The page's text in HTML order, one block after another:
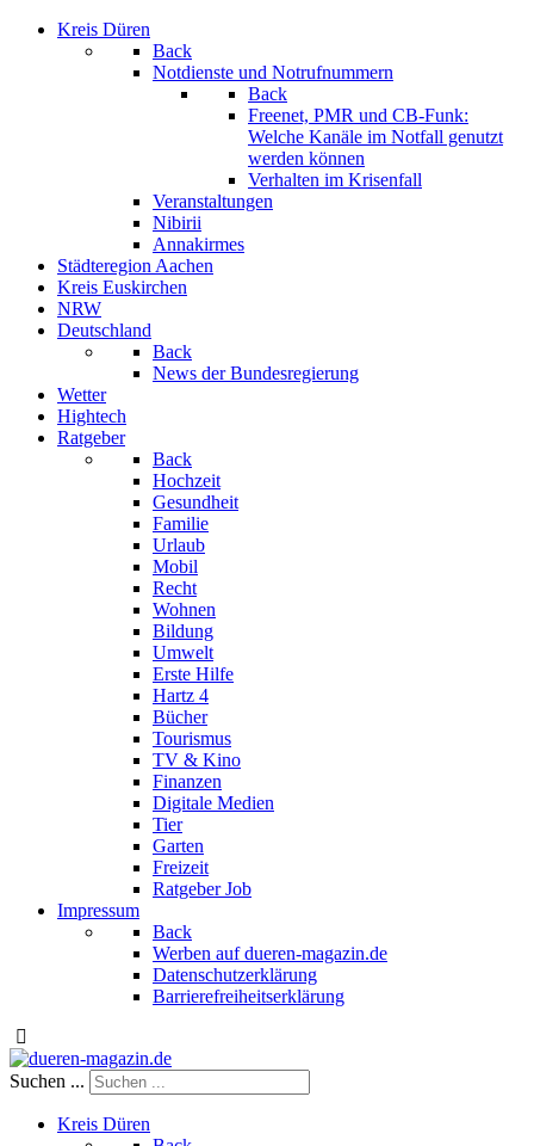
Kreis Düren
Back
Notdienste und Notrufnummern
Back
Freenet, PMR und CB-Funk:
Welche Kanäle im Notfall genutzt
werden können
Verhalten im Krisenfall
Veranstaltungen
Nibirii
Annakirmes
Städteregion Aachen
Kreis Euskirchen
NRW
Deutschland
Back
News der Bundesregierung
Wetter
Hightech
Ratgeber
Back
Hochzeit
Gesundheit
Familie
Urlaub
Mobil
Recht
Wohnen
Bildung
Umwelt
Erste Hilfe
Hartz 4
Bücher
Tourismus
TV & Kino
Finanzen
Digitale Medien
Tier
Garten
Freizeit
Ratgeber Job
Impressum
Back
Werben auf dueren-magazin.de
Datenschutzerklärung
Barrierefreiheitserklärung
Suchen ...
Kreis Düren